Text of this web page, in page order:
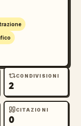
CONDIVISIONI
2
CITAZIONI
0